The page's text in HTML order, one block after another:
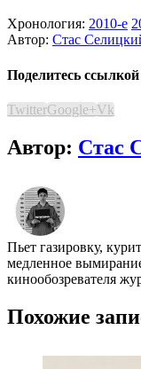
Хронология: 2010-е
Автор: Стас
Поделитесь
TwitterGoogle+Vk
Автор: Стас
Пьет газировку,
медленное
кинообозревателя
Похожие